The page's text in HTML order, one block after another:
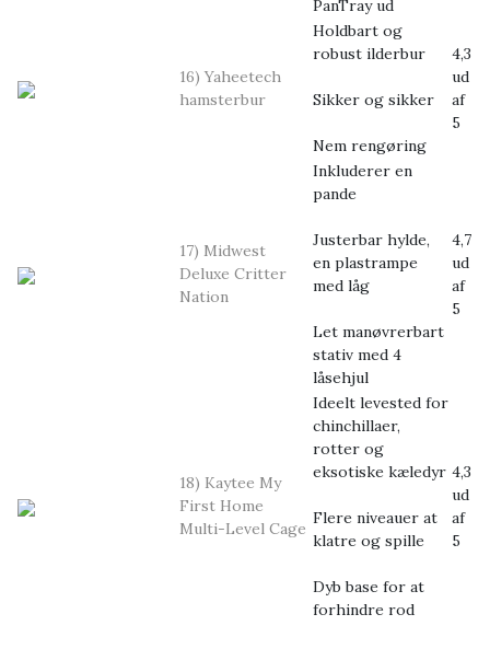
PanTray ud
16) Yaheetech
hamsterbur
Holdbart og
robust ilderbur
Sikker og sikker
Nem rengøring
4,3
ud
af
5
17) Midwest
Deluxe Critter
Nation
Inkluderer en
pande
Justerbar hylde,
en plastrampe
med låg
Let manøvrerbart
stativ med 4
låsehjul
4,7
ud
af
5
18) Kaytee My
First Home
Multi-Level Cage
Ideelt levested for
chinchillaer,
rotter og
eksotiske kæledyr
Flere niveauer at
klatre og spille
Dyb base for at
forhindre rod
4,3
ud
af
5